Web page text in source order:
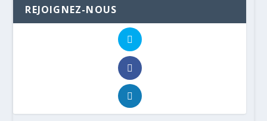
REJOIGNEZ-NOUS